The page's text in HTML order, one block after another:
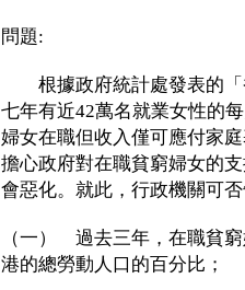
問題:
根據政府統計處發表的「
七年有近42萬名就業女性的
婦女在職但收入僅可應付家
擔心政府對在職貧窮婦女的
會惡化。就此，行政機關可
（一） 過去三年，在職貧
港的總勞動人口的百分比；